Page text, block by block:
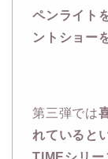
ペンライト
ントショー
第三弾では
れていると